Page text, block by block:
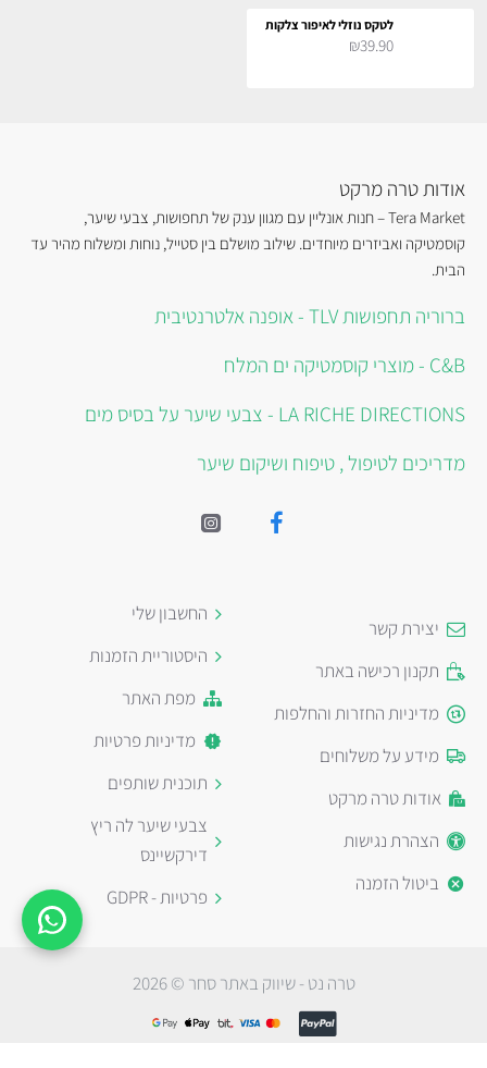
לטקס נוזלי לאיפור צלקות
₪39.90
אודות טרה מרקט
Tera Market – חנות אונליין עם מגוון ענק של תחפושות, צבעי שיער,
קוסמטיקה ואביזרים מיוחדים. שילוב מושלם בין סטייל, נוחות ומשלוח מהיר עד
הבית.
ברוריה תחפושות TLV - אופנה אלטרנטיבית
C&B - מוצרי קוסמטיקה ים המלח
LA RICHE DIRECTIONS - צבעי שיער על בסיס מים
מדריכים לטיפול , טיפוח ושיקום שיער
יצירת קשר
תקנון רכישה באתר
מדיניות החזרות והחלפות
מידע על משלוחים
אודות טרה מרקט
הצהרת נגישות
ביטול הזמנה
החשבון שלי
היסטוריית הזמנות
מפת האתר
מדיניות פרטיות
תוכנית שותפים
צבעי שיער לה ריץ
דירקשיינס
פרטיות - GDPR
טרה נט - שיווק באתר סחר © 2026